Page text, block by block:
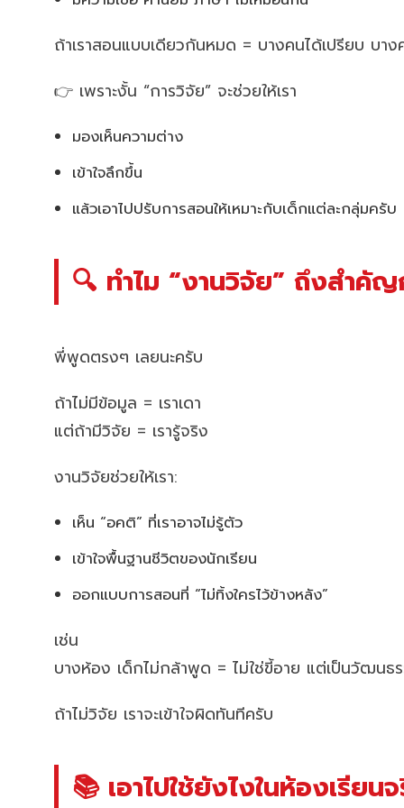
ถ้าเราสอนแบบเดียวกันหมด = บางคนได้เปรียบ บาง
👉 เพราะงั้น “การวิจัย” จะช่วยให้เรา
มองเห็นความต่าง
เข้าใจลึกขึ้น
แล้วเอาไปปรับการสอนให้เหมาะกับเด็กแต่ละกลุ่มครับ
🔍 ทำไม “งานวิจัย” ถึงสำคั
พี่พูดตรงๆ เลยนะครับ
ถ้าไม่มีข้อมูล = เราเดา
แต่ถ้ามีวิจัย = เรารู้จริง
งานวิจัยช่วยให้เรา:
เห็น “อคติ” ที่เราอาจไม่รู้ตัว
เข้าใจพื้นฐานชีวิตของนักเรียน
ออกแบบการสอนที่ “ไม่ทิ้งใครไว้ข้างหลัง”
เช่น
บางห้อง เด็กไม่กล้าพูด = ไม่ใช่ขี้อาย แต่เป็นวัฒนธ
ถ้าไม่วิจัย เราจะเข้าใจผิดทันทีครับ
📚 เอาไปใช้ยังไงในห้องเรียน